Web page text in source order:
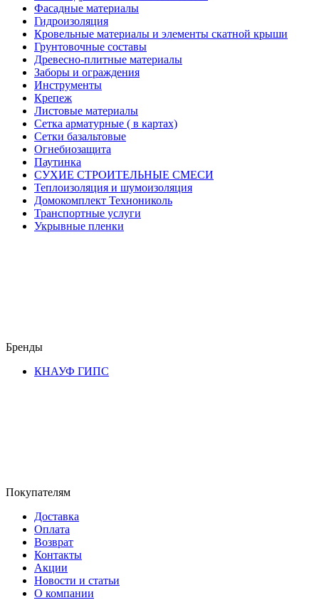
Фасадные материалы
Гидроизоляция
Кровельные материалы и элементы скатной крыши
Грунтовочные составы
Древесно-плитные материалы
Заборы и ограждения
Инструменты
Крепеж
Листовые материалы
Сетка арматурные ( в картах)
Сетки базальтовые
Огнебиозащита
Паутинка
СУХИЕ СТРОИТЕЛЬНЫЕ СМЕСИ
Теплоизоляция и шумоизоляция
Домокомплект Технониколь
Транспортные услуги
Укрывные пленки
Бренды
КНАУФ ГИПС
Покупателям
Доставка
Оплата
Возврат
Контакты
Акции
Новости и статьи
О компании